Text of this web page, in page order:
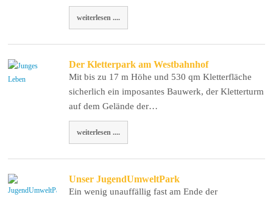
weiterlesen ....
Der Kletterpark am Westbahnhof
Mit bis zu 17 m Höhe und 530 qm Kletterfläche
sicherlich ein imposantes Bauwerk, der Kletterturm
auf dem Gelände der…
weiterlesen ....
Unser JugendUmweltPark
Ein wenig unauffällig fast am Ende der